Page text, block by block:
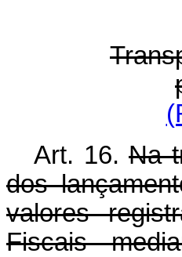
Art. 16. Na
dos
valores
Fiscais